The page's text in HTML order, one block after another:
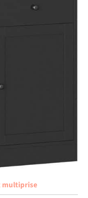
multiprise